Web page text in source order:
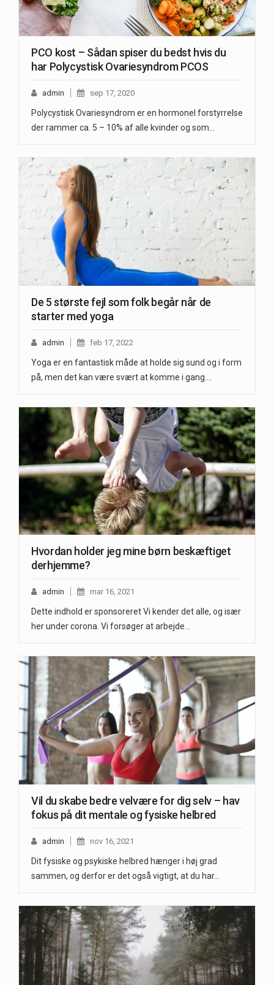
PCO kost – Sådan spiser du bedst hvis du
har Polycystisk Ovariesyndrom PCOS
admin sep 17, 2020
Polycystisk Ovariesyndrom er en hormonel forstyrrelse
der rammer ca. 5 – 10% af alle kvinder og som…
De 5 største fejl som folk begår når de
starter med yoga
admin feb 17, 2022
Yoga er en fantastisk måde at holde sig sund og i form
på, men det kan være svært at komme i gang.…
Hvordan holder jeg mine børn beskæftiget
derhjemme?
admin mar 16, 2021
Dette indhold er sponsoreret Vi kender det alle, og især
her under corona. Vi forsøger at arbejde…
Vil du skabe bedre velvære for dig selv – hav
fokus på dit mentale og fysiske helbred
admin nov 16, 2021
Dit fysiske og psykiske helbred hænger i høj grad
sammen, og derfor er det også vigtigt, at du har…